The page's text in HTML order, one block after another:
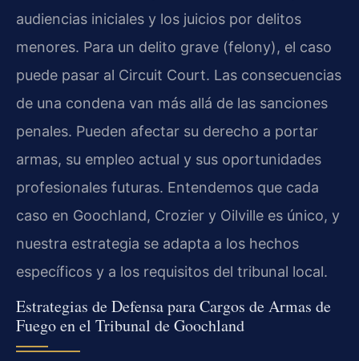
audiencias iniciales y los juicios por delitos
menores. Para un delito grave (felony), el caso
puede pasar al Circuit Court. Las consecuencias
de una condena van más allá de las sanciones
penales. Pueden afectar su derecho a portar
armas, su empleo actual y sus oportunidades
profesionales futuras. Entendemos que cada
caso en Goochland, Crozier y Oilville es único, y
nuestra estrategia se adapta a los hechos
específicos y a los requisitos del tribunal local.
Estrategias de Defensa para Cargos de Armas de
Fuego en el Tribunal de Goochland